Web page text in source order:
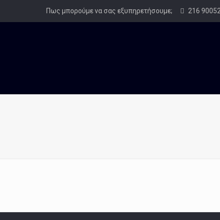
Πως μπορούμε να σας εξυπηρετήσουμε; 216